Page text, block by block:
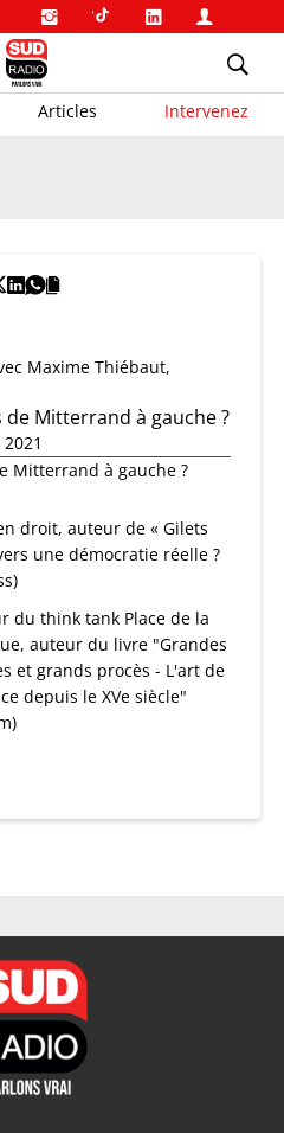
Articles Intervenez
Maxime Thiébaut,
Mitterrand à gauche ?
Mitterrand à gauche ?
droit, auteur de « Gilets
une démocratie réelle ?
du think tank Place de la
auteur du livre "Grandes
et grands procès - L'art de
depuis le XVe siècle"